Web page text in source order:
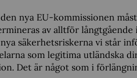
nya EU-kommissionen
av alltför långtgående
säkerhetsriskerna vi står
som legitima utländska
Det är något som i